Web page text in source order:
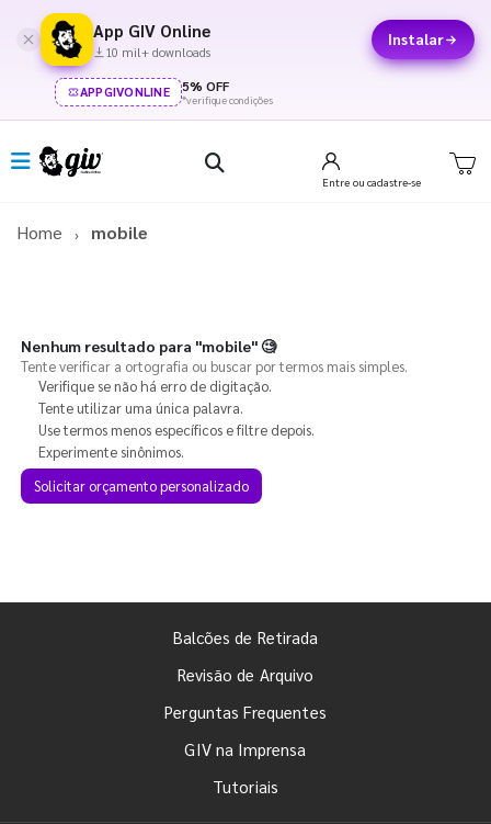
App GIV Online
10 mil+ downloads
Instalar
APPGIVONLINE 5% OFF
*verifique condições
Entre ou cadastre-se
Home mobile
Nenhum resultado para "mobile"🧐
Tente verificar a ortografia ou buscar por termos mais simples.
Verifique se não há erro de digitação.
Tente utilizar uma única palavra.
Use termos menos específicos e filtre depois.
Experimente sinônimos.
Solicitar orçamento personalizado
Balcões de Retirada
Revisão de Arquivo
Perguntas Frequentes
GIV na Imprensa
Tutoriais